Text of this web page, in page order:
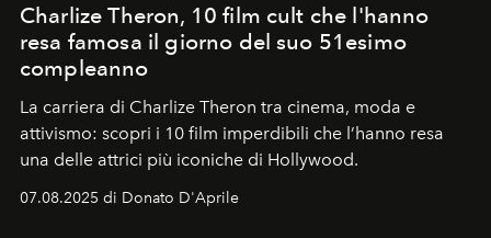
Charlize Theron, 10 film cult che l'hanno
resa famosa il giorno del suo 51esimo
compleanno
La carriera di Charlize Theron tra cinema, moda e
attivismo: scopri i 10 film imperdibili che l’hanno resa
una delle attrici più iconiche di Hollywood.
07.08.2025 di Donato D'Aprile